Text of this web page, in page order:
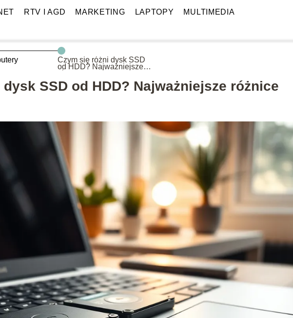
RTV I AGD MARKETING LAPTOPY MULTIMEDIA
Czym się różni dysk SSD
od HDD? Najważniejsze
SSD od HDD? Najważniejsze różnice